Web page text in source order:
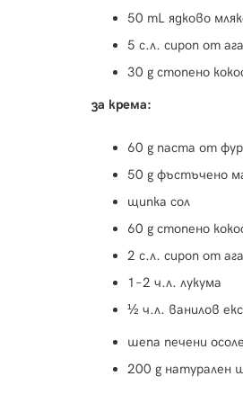
50 mL ядково
5 с.л. сироп от
30 g стопено
за крема:
60 g паста от
50 g фъстъчено
щипка сол
60 g стопено
2 с.л. сироп от
1–2 ч.л. лукума
½ ч.л. ванилов
шепа печени
200 g натурален